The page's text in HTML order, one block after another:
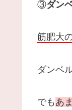
③ダン
筋肥大
ダンベ
でも あ